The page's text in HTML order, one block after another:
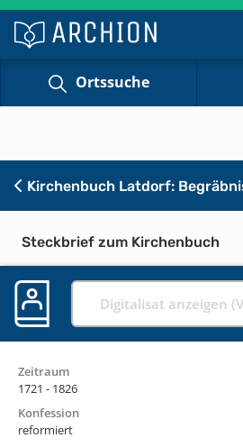
Ortssuche
Kirchenbuch Latdorf:
Steckbrief zum Kirchenbuch
Digitalisat anzeigen
Zeitraum
1721 - 1826
Konfession
reformiert